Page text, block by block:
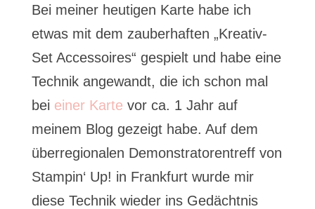
Bei meiner heutigen Karte habe ich
etwas mit dem zauberhaften „Kreativ-
Set Accessoires“ gespielt und habe eine
Technik angewandt, die ich schon mal
bei einer Karte vor ca. 1 Jahr auf
meinem Blog gezeigt habe. Auf dem
überregionalen Demonstratorentreff von
Stampin‘ Up! in Frankfurt wurde mir
diese Technik wieder ins Gedächtnis